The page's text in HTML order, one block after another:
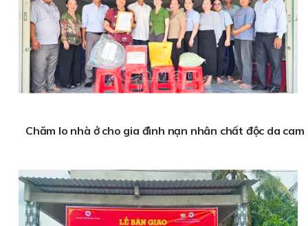
Chăm lo nhà ở cho gia đình nạn nhân chất độc da cam